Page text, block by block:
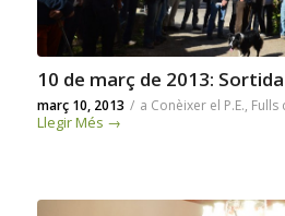
10 de març de 2013:
març 10, 2013 / a Conèixer el P.E., Fulls
Llegir Més →